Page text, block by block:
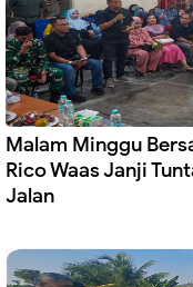
Malam Minggu
Rico Waas Janji
Jalan